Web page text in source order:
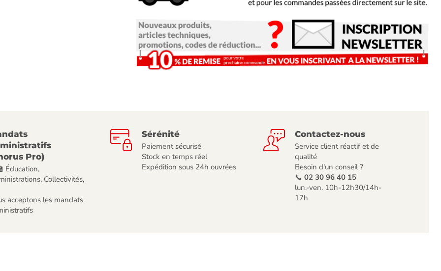
Pro)
Éducation,
Collectivités,
acceptons les mandats
Sérénité
Paiement sécurisé
Stock en temps réel
Expédition sous 24h ouvrées
Contactez-nous
Service client réactif et de
qualité
Besoin d'un conseil ?
📞 02 30 96 40 15
lun.-ven. 10h-12h30/14h-
17h